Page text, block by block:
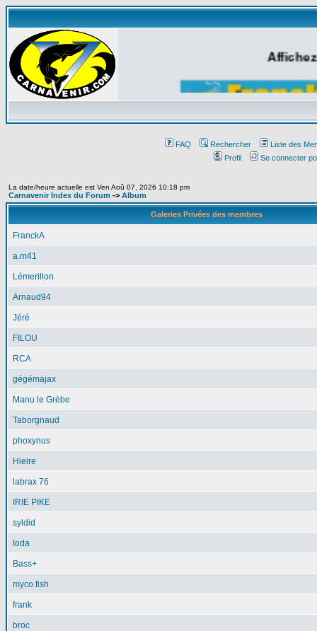
FAQ Rechercher
Liste des
Profil
Se connecter
La date/heure actuelle est Ven Aoû 07, 2026 10:18 pm
Carnavenir Index du Forum -> Album
Galeries Privées des membres
FranckA
a.m41
Lémerillon
Arnaud94
Jéré
FILOU
RCA
gégémajax
Manu le Grèbe
Taborgnaud
phoxynus
Hieire
labrax 76
IRIE PIKE
syldid
Ioda
Bass+
myco.fish
frank
broc